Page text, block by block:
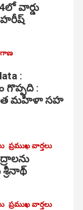
వార్డు
హరీష్
:
గొప్పది :
మహిళా సహ
ప్రముఖ వార్తలు
ప్రముఖ వార్తలు